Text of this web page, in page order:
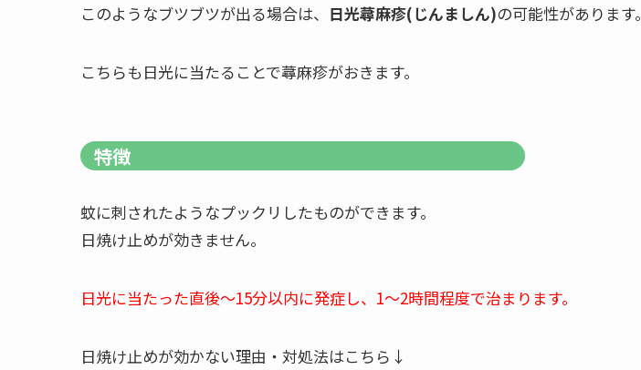
このようなブツブツが出る場合は、 日光蕁麻疹(じんましん)の可能性があります。
こちらも日光に当たることで蕁麻疹がおきます。
特徴
蚊に刺されたようなプックリしたものができます。
日焼け止めが効きません。
日光に当たった直後～15分以内に発症し、1～2時間程度で治まります。
日焼け止めが効かない理由・対処法はこちら↓